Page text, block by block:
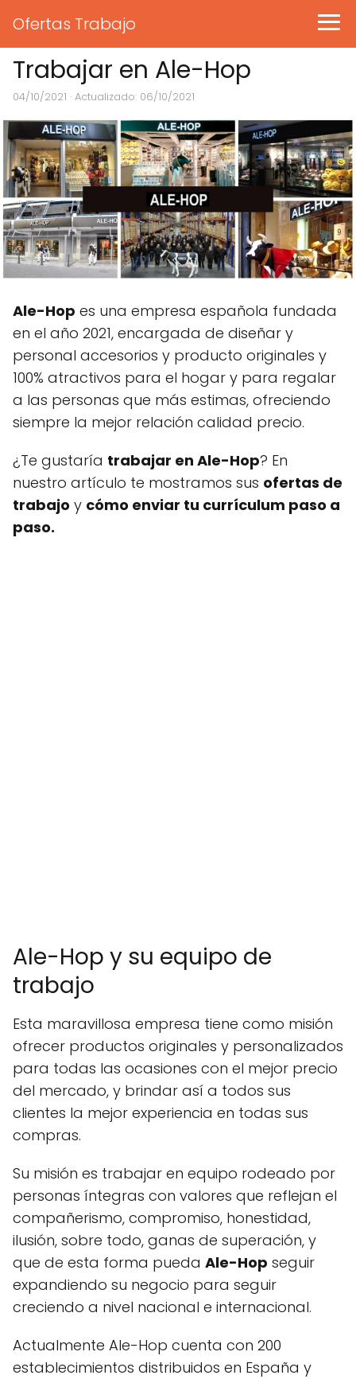
Ofertas Trabajo
Trabajar en Ale-Hop
04/10/2021 · Actualizado: 06/10/2021
Ale-Hop es una empresa española fundada
en el año 2021, encargada de diseñar y
personal accesorios y producto originales y
100% atractivos para el hogar y para regalar
a las personas que más estimas, ofreciendo
siempre la mejor relación calidad precio.
¿Te gustaría trabajar en Ale-Hop? En
nuestro artículo te mostramos sus ofertas de
trabajo y cómo enviar tu currículum paso a
paso.
Ale-Hop y su equipo de
trabajo
Esta maravillosa empresa tiene como misión
ofrecer productos originales y personalizados
para todas las ocasiones con el mejor precio
del mercado, y brindar así a todos sus
clientes la mejor experiencia en todas sus
compras.
Su misión es trabajar en equipo rodeado por
personas íntegras con valores que reflejan el
compañerismo, compromiso, honestidad,
ilusión, sobre todo, ganas de superación, y
que de esta forma pueda Ale-Hop seguir
expandiendo su negocio para seguir
creciendo a nivel nacional e internacional.
Actualmente Ale-Hop cuenta con 200
establecimientos distribuidos en España y